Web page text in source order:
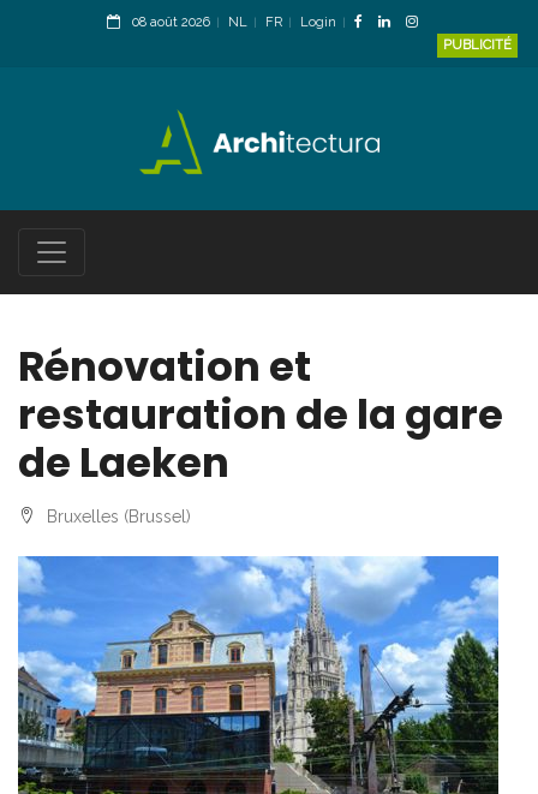
08 août 2026 NL FR
Login
PUBLICITÉ
Rénovation et
restauration de la gare
de Laeken
Bruxelles (Brussel)